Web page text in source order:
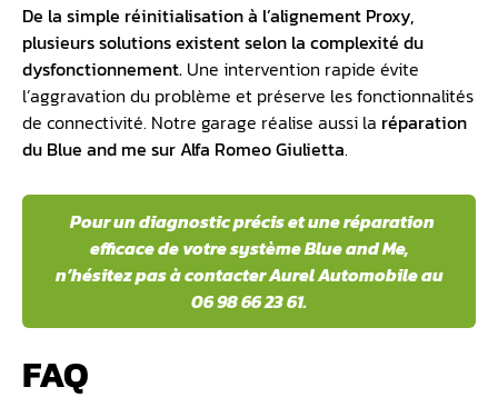
De la simple réinitialisation à l’alignement Proxy,
plusieurs solutions existent selon la complexité du
dysfonctionnement. Une intervention rapide évite
l’aggravation du problème et préserve les fonctionnalités
de connectivité. Notre garage réalise aussi la réparation
du Blue and me sur Alfa Romeo Giulietta.
Pour un diagnostic précis et une réparation
efficace de votre système Blue and Me,
n’hésitez pas à contacter Aurel Automobile au
06 98 66 23 61.
FAQ